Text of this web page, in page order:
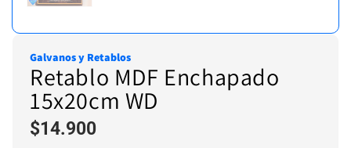
Galvanos y Retablos
Retablo MDF Enchapado
15x20cm WD
$14.900